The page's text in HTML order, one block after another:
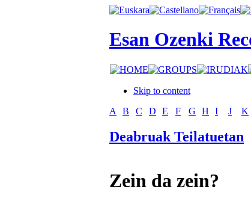
Esan Ozenki
Skip to content
A
B C D E F G H I J K
Deabruak Teilatuetan
Zein da zein?